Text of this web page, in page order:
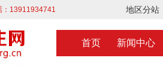
13911934741 地区分站
首页 新闻中心